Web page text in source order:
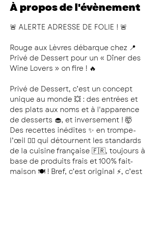
À propos de l'évènement
🚨 ALERTE ADRESSE DE FOLIE ! 🚨
Rouge aux Lèvres débarque chez 📍
Privé de Dessert pour un « Dîner des
Wine Lovers » on fire ! 🔥
Privé de Dessert, c’est un concept
unique au monde 💥 : des entrées et
des plats aux noms et à l'apparence
de desserts 🧁, et inversement ! 🤯
Des recettes inédites ✨ en trompe-
l’œil 😵‍💫 qui détournent les standards
de la cuisine française 🇫🇷, toujours à
base de produits frais et 100% fait-
maison 🍽️ ! Bref, c’est original ⚡️, c’est